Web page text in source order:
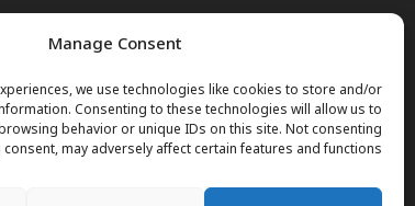
Manage Consent
we use technologies like cookies to store and/or
Consenting to these technologies will allow us to
behavior or unique IDs on this site. Not consenting
may adversely affect certain features and functions.